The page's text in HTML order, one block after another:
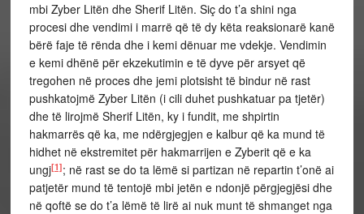
mbi Zyber Litën dhe Sherif Litën. Siç do t’a shini nga
procesi dhe vendimi i marrë që të dy këta reaksionarë kanë
bërë faje të rënda dhe i kemi dënuar me vdekje. Vendimin
e kemi dhënë për ekzekutimin e të dyve për arsyet që
tregohen në proces dhe jemi plotsisht të bindur në rast
pushkatojmë Zyber Litën (i cili duhet pushkatuar pa tjetër)
dhe të lirojmë Sherif Litën, ky i fundit, me shpirtin
hakmarrës që ka, me ndërgjegjen e kalbur që ka mund të
hidhet në ekstremitet për hakmarrijen e Zyberit që e ka
ungj[1]; në rast se do ta lëmë si partizan në repartin t’onë ai
patjetër mund të tentojë mbi jetën e ndonjë përgjegjësi dhe
në qoftë se do t’a lëmë të lirë ai nuk munt të shmanget nga